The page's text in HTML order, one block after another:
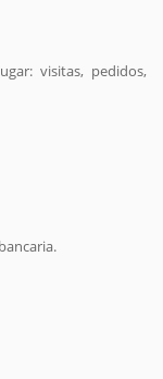
visitas, pedidos,